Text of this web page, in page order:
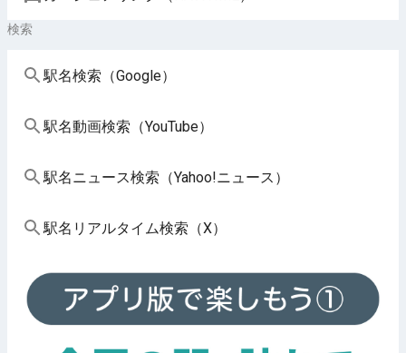
検索
駅名検索（Google）
駅名動画検索（YouTube）
駅名ニュース検索（Yahoo!ニュース）
駅名リアルタイム検索（X）